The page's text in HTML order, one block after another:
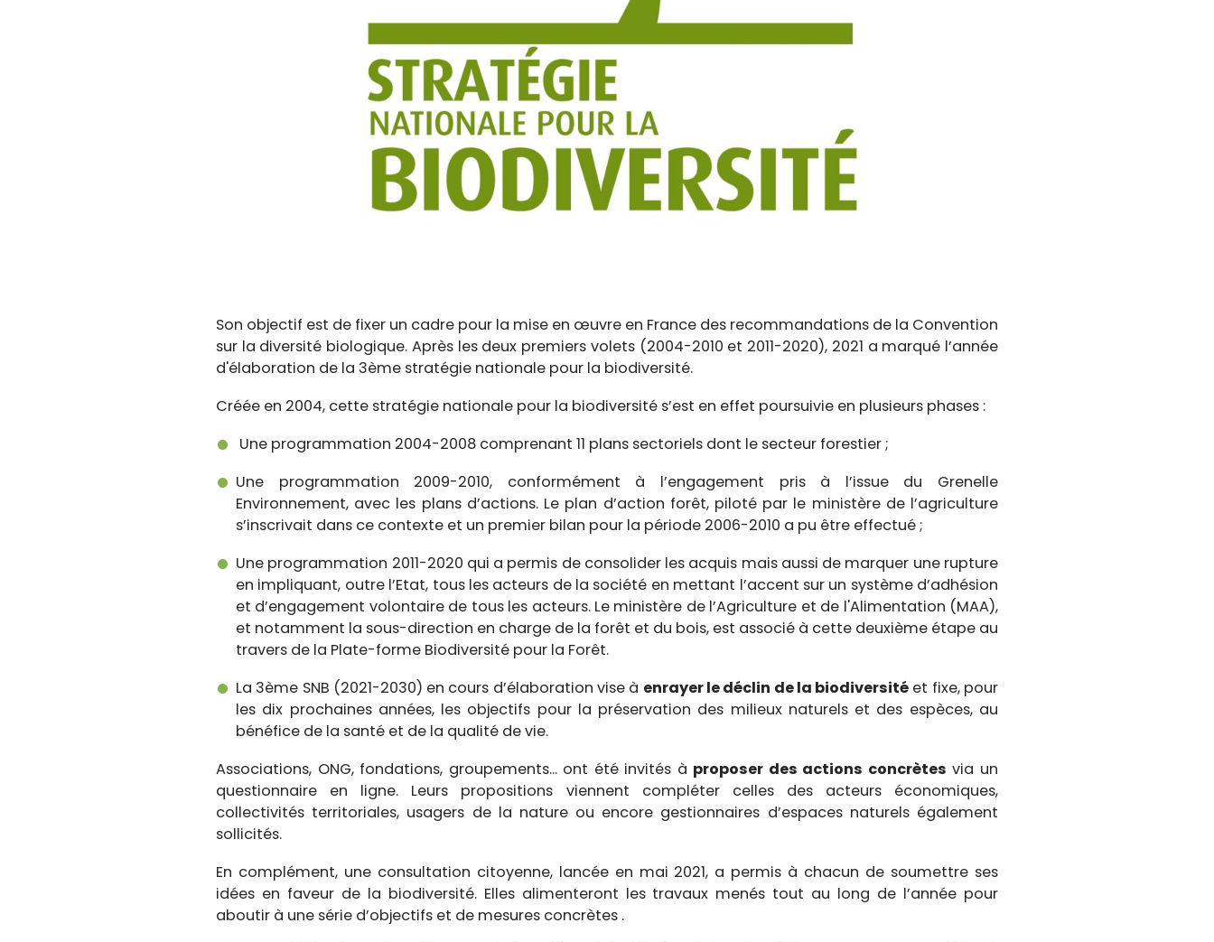
Son objectif est de fixer un cadre pour la mise en œuvre en France des recommandations de la Convention
sur la diversité biologique. Après les deux premiers volets (2004-2010 et 2011-2020), 2021 a marqué l’année
d'élaboration de la 3ème stratégie nationale pour la biodiversité.
Créée en 2004, cette stratégie nationale pour la biodiversité s’est en effet poursuivie en plusieurs phases :
Une programmation 2004-2008 comprenant 11 plans sectoriels dont le secteur forestier ;
Une programmation 2009-2010, conformément à l’engagement pris à l’issue du Grenelle
Environnement, avec les plans d’actions. Le plan d’action forêt, piloté par le ministère de l’agriculture
s’inscrivait dans ce contexte et un premier bilan pour la période 2006-2010 a pu être effectué ;
Une programmation 2011-2020 qui a permis de consolider les acquis mais aussi de marquer une rupture
en impliquant, outre l’Etat, tous les acteurs de la société en mettant l’accent sur un système d’adhésion
et d’engagement volontaire de tous les acteurs. Le ministère de l’Agriculture et de l'Alimentation (MAA),
et notamment la sous-direction en charge de la forêt et du bois, est associé à cette deuxième étape au
travers de la Plate-forme Biodiversité pour la Forêt.
La 3ème SNB (2021-2030) en cours d’élaboration vise à enrayer le déclin de la biodiversité et fixe, pour
les dix prochaines années, les objectifs pour la préservation des milieux naturels et des espèces, au
bénéfice de la santé et de la qualité de vie.
Associations, ONG, fondations, groupements... ont été invités à proposer des actions concrètes via un
questionnaire en ligne. Leurs propositions viennent compléter celles des acteurs économiques,
collectivités territoriales, usagers de la nature ou encore gestionnaires d’espaces naturels également
sollicités.
En complément, une consultation citoyenne, lancée en mai 2021, a permis à chacun de soumettre ses
idées en faveur de la biodiversité. Elles alimenteront les travaux menés tout au long de l’année pour
aboutir à une série d’objectifs et de mesures concrètes .